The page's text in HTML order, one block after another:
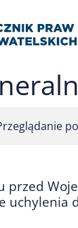
przed